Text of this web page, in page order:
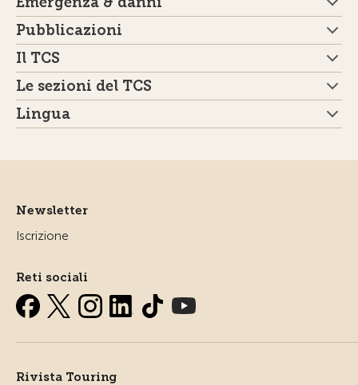
Pubblicazioni
Il TCS
Le sezioni del TCS
Lingua
Newsletter
Iscrizione
Reti sociali
Rivista Touring